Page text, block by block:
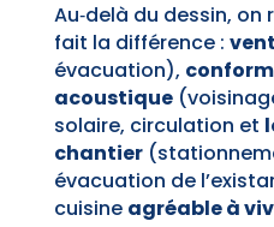
Au‑delà du dessin,
fait la différence :
évacuation),
acoustique
solaire, circulation et
chantier
évacuation de
cuisine agréable à